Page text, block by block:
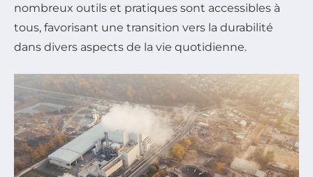
nombreux outils et pratiques sont accessibles à
tous, favorisant une transition vers la durabilité
dans divers aspects de la vie quotidienne.